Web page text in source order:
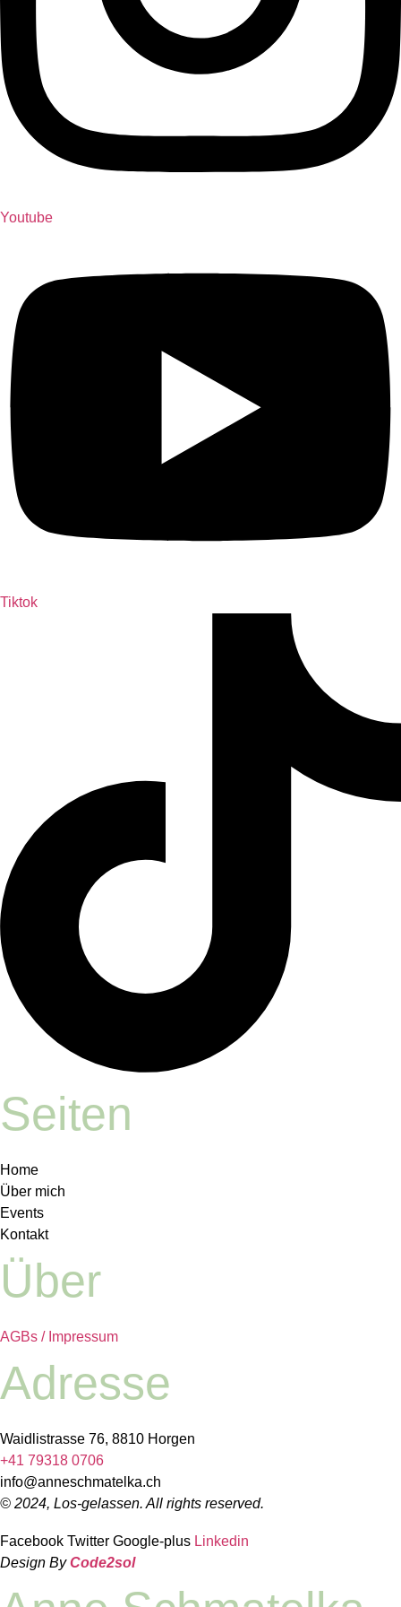
Youtube
Tiktok
Seiten
Home
Über mich
Events
Kontakt
Über
AGBs / Impressum
Adresse
Waidlistrasse 76, 8810 Horgen
+41 79318 0706
info@anneschmatelka.ch
© 2024, Los-gelassen. All rights reserved.
Facebook Twitter Google-plus Linkedin
Design ByCode2sol